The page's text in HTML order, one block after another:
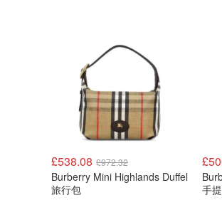
£538.08 £972.32
Burberry Mini Highlands Duffel
旅行包
手